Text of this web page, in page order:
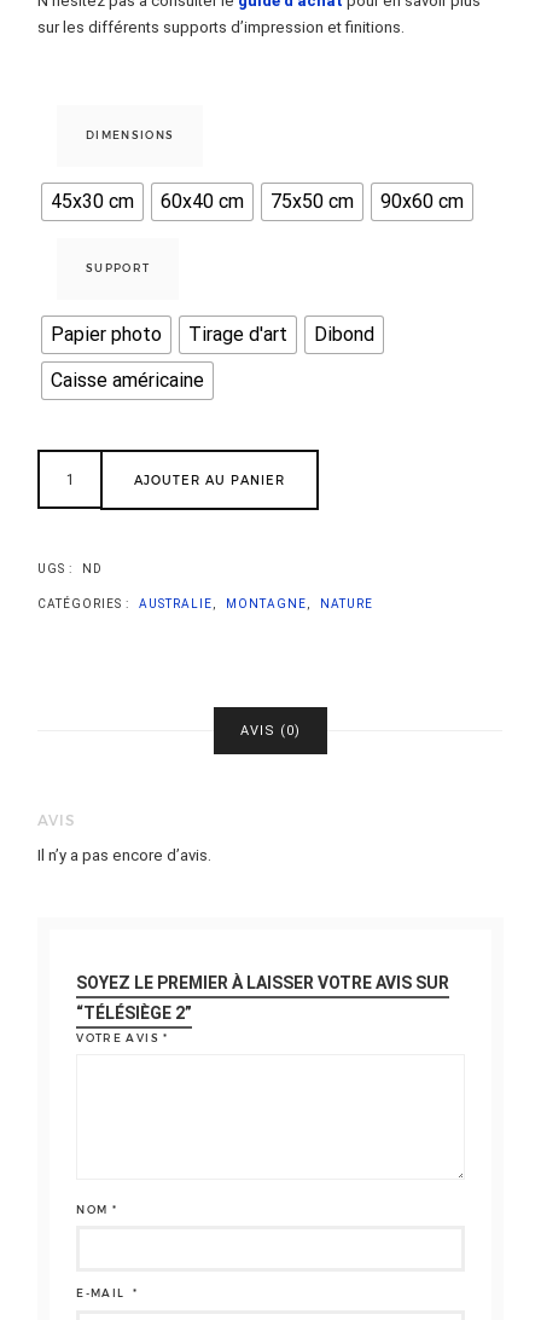
sur les différents supports d’impression et finitions.
DIMENSIONS
45x30 cm 60x40 cm 75x50 cm 90x60 cm
SUPPORT
Papier photo Tirage d'art
Dibond
Caisse américaine
AJOUTER AU PANIER
UGS : ND
CATÉGORIES : AUSTRALIE, MONTAGNE, NATURE
AVIS (0)
AVIS
Il n’y a pas encore d’avis.
SOYEZ LE PREMIER À LAISSER VOTRE AVIS SUR
“TÉLÉSIÈGE 2”
VOTRE AVIS*
NOM *
E-MAIL*